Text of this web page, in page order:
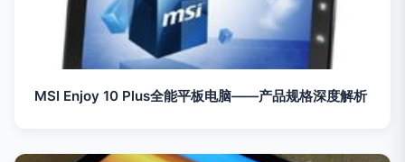
MSI Enjoy 10 Plus全能平板电脑——产品规格深度解析